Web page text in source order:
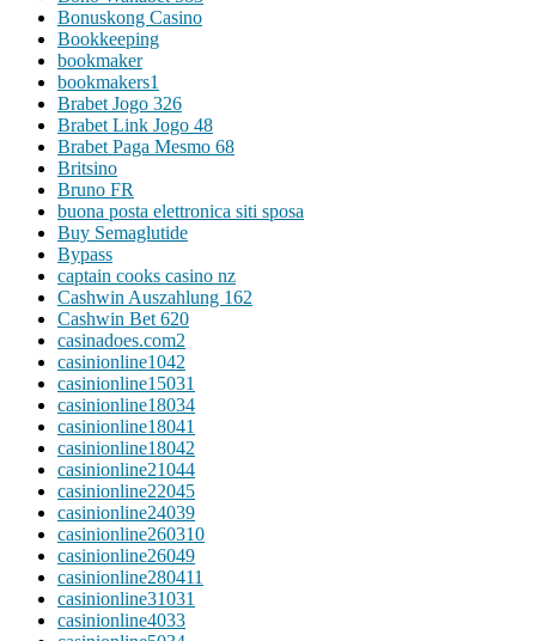
Bonuskong Casino
Bookkeeping
bookmaker
bookmakers1
Brabet Jogo 326
Brabet Link Jogo 48
Brabet Paga Mesmo 68
Britsino
Bruno FR
buona posta elettronica siti sposa
Buy Semaglutide
Bypass
captain cooks casino nz
Cashwin Auszahlung 162
Cashwin Bet 620
casinadoes.com2
casinionline1042
casinionline15031
casinionline18034
casinionline18041
casinionline18042
casinionline21044
casinionline22045
casinionline24039
casinionline260310
casinionline26049
casinionline280411
casinionline31031
casinionline4033